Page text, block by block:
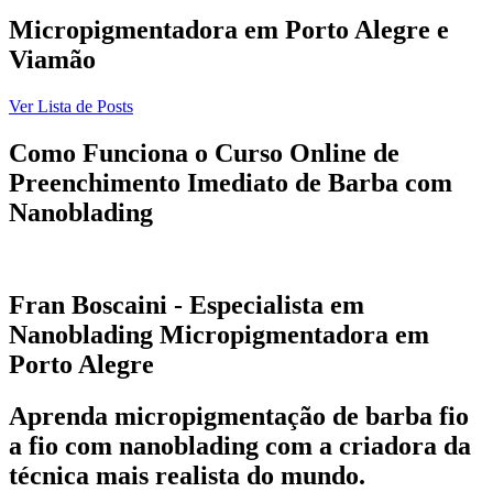
Micropigmentadora em Porto Alegre e
Viamão
Ver Lista de Posts
Como Funciona o Curso Online de
Preenchimento Imediato de Barba com
Nanoblading
Fran Boscaini - Especialista em
Nanoblading Micropigmentadora em
Porto Alegre
Aprenda micropigmentação de barba fio
a fio com nanoblading com a criadora da
técnica mais realista do mundo.